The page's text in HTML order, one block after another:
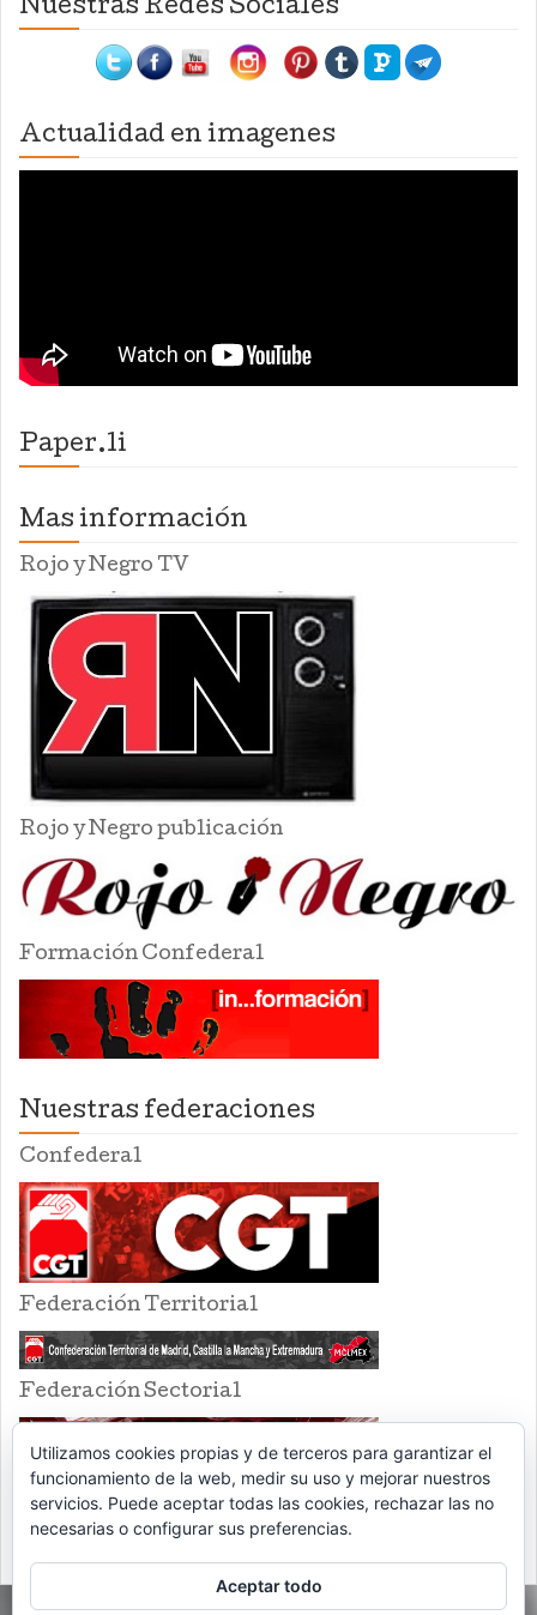
Nuestras Redes Sociales
Actualidad en imagenes
Paper.li
Mas información
Rojo y Negro TV
Rojo y Negro publicación
Formación Confederal
Nuestras federaciones
Confederal
Federación Territorial
Federación Sectorial
Utilizamos cookies propias y de terceros para garantizar el
funcionamiento de la web, medir su uso y mejorar nuestros
servicios. Puede aceptar todas las cookies, rechazar las no
necesarias o configurar sus preferencias.
Aceptar todo